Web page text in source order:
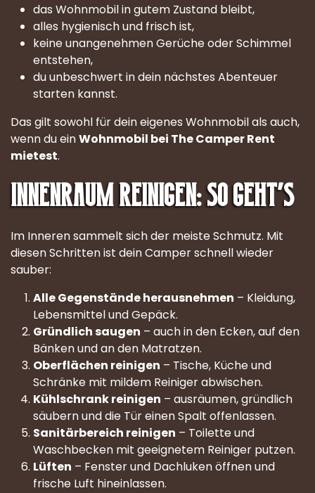
das Wohnmobil in gutem Zustand bleibt,
alles hygienisch und frisch ist,
keine unangenehmen Gerüche oder Schimmel
entstehen,
du unbeschwert in dein nächstes Abenteuer
starten kannst.
Das gilt sowohl für dein eigenes Wohnmobil als auch,
wenn du einWohnmobil bei The Camper Rent
mietest.
Innenraum reinigen: so geht’s
Im Inneren sammelt sich der meiste Schmutz. Mit
diesen Schritten ist dein Camper schnell wieder
sauber:
Alle Gegenstände herausnehmen – Kleidung,
Lebensmittel und Gepäck.
Gründlich saugen – auch in den Ecken, auf den
Bänken und an den Matratzen.
Oberflächen reinigen – Tische, Küche und
Schränke mit mildem Reiniger abwischen.
Kühlschrank reinigen – ausräumen, gründlich
säubern und die Tür einen Spalt offenlassen.
Sanitärbereich reinigen – Toilette und
Waschbecken mit geeignetem Reiniger putzen.
Lüften – Fenster und Dachluken öffnen und
frische Luft hineinlassen.